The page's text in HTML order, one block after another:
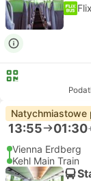
Natychmiastowe
13:55 01:30
Vienna Erdberg
Kehl Main Train